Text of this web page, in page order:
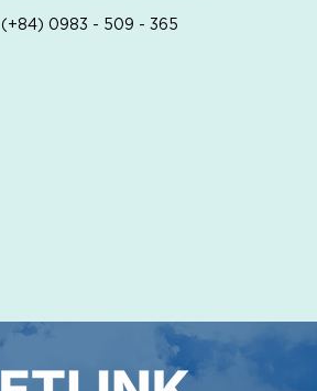
(+84) 0983 - 509 - 365